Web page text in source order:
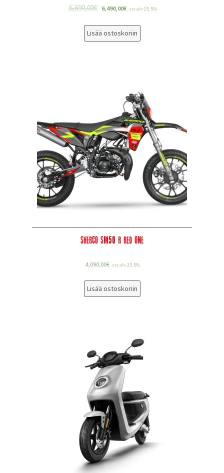
6,690,00€ 6,490,00€ sis alv 25.5%
Lisää ostoskoriin
Sherco SM50 R Red One
4,090,00€ sis alv 25.5%
Lisää ostoskoriin